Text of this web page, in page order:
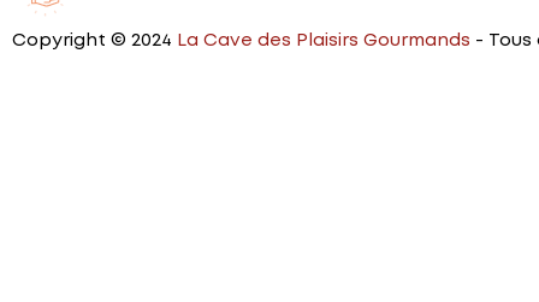
Copyright © 2024 La Cave des Plaisirs Gourmands - Tous